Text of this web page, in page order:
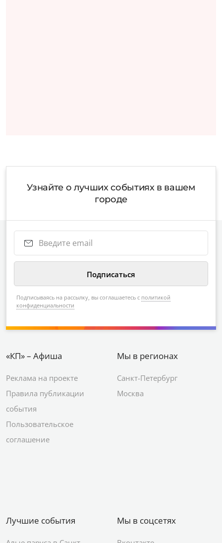
Узнайте о лучших событиях в вашем
городе
Подписываясь на рассылку, вы соглашаетесь с политикой
конфиденциальности
«КП» – Афиша
Реклама на проекте
Правила публикации
события
Пользовательское
соглашение
Мы в регионах
Санкт-Петербург
Москва
Лучшие события Мы в соцсетях